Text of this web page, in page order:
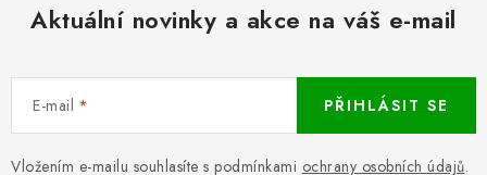
Aktuální novinky a akce na váš e-mail
E-mail
Vložením e-mailu souhlasíte s podmínkami ochrany osobních údajů.
PŘIHLÁSIT SE